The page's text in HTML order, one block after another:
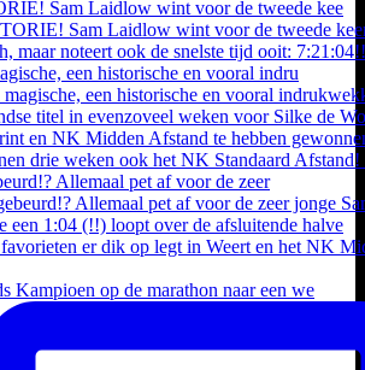
Sam Laidlow wint voor de tweede kee
een historische en vooral indru
Allemaal pet af voor de zeer
Kampioen op de marathon naar een we